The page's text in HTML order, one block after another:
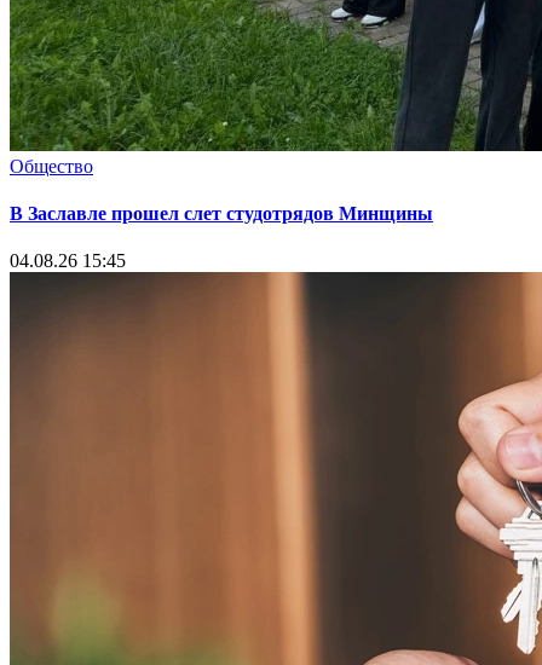
Общество
В Заславле прошел слет студотрядов Минщины
04.08.26 15:45